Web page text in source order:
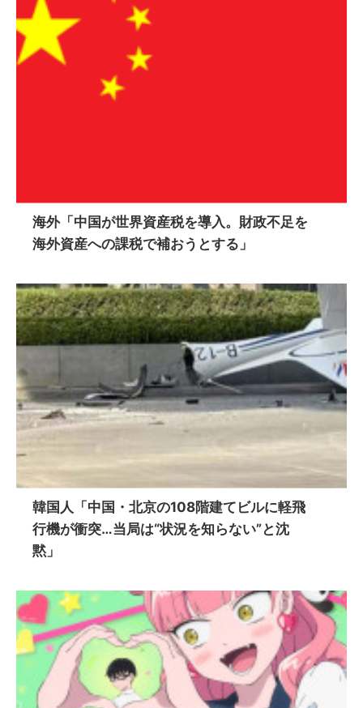
海外「中国が世界資産税を導入。財政不足を
海外資産への課税で補おうとする」
韓国人「中国・北京の108階建てビルに軽飛
行機が衝突…当局は“状況を知らない”と沈
黙」